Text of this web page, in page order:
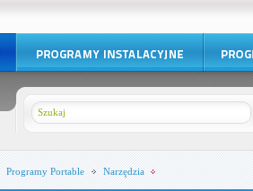
Programy Portable Narzędzia